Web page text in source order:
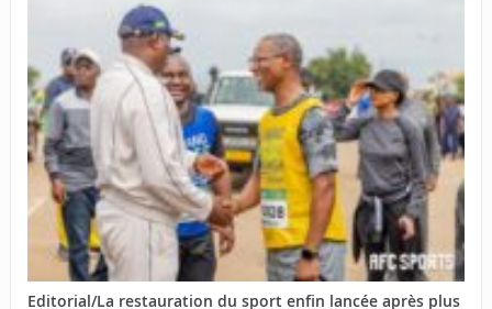
Editorial/La restauration du sport enfin lancée après plus